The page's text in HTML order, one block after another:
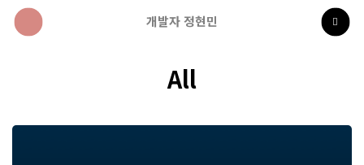
개발자 정현민
All